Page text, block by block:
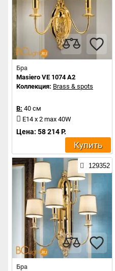
Бра
Masiero VE 1074 A2
Коллекция: Brass & spots
В: 40 см
E14 x 2 max 40W
Цена: 58 214 Р.
Купить
129352
Бра